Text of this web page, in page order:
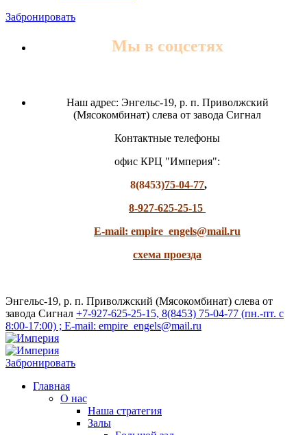
Забронировать
Мы в соцсетях
Наш адрес: Энгельс-19, р. п. Приволжский
(Мясокомбинат) слева от завода Сигнал
Контактные телефоны
офис КРЦ "Империя":
8(8453)75-04-77,
8-927-625-25-15
E-mail: empire_engels@mail.ru
схема проезда
Энгельс-19, р. п. Приволжский (Мясокомбинат) слева от
завода Сигнал +7-927-625-25-15, 8(8453) 75-04-77 (пн.-пт. с
8:00-17:00) ; E-mail: empire_engels@mail.ru
Забронировать
Главная
О нас
Наша стратегия
Залы